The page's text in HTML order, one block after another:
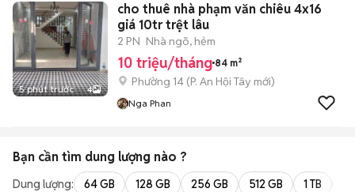
5 phút trước 4
cho thuê nhà phạm văn chiêu 4x16
giá 10tr trệt lâu
2 PN Nhà ngõ, hẻm
10 triệu/tháng 84 m²
Phường 14 (P. An Hội Tây mới)
Nga Phan
Bạn cần tìm dung lượng nào ?
Dung lượng: 64 GB 128 GB 256 GB 512 GB 1 TB